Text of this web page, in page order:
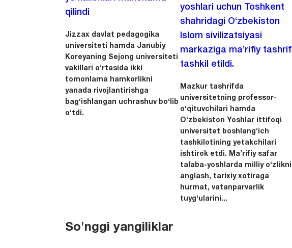
qilindi
Jizzax davlat pedagogika
universiteti hamda Janubiy
Koreyaning Sejong universiteti
vakillari o‘rtasida ikki
tomonlama hamkorlikni
yanada rivojlantirishga
bag‘ishlangan uchrashuv bo‘lib
o‘tdi.
yoshlari uchun Toshkent
shahridagi O‘zbekiston
Islom sivilizatsiyasi
markaziga ma’rifiy tashrif
tashkil etildi.
Mazkur tashrifda
universitetning professor-
o‘qituvchilari hamda
O‘zbekiston Yoshlar ittifoqi
universitet boshlang‘ich
tashkilotining yetakchilari
ishtirok etdi. Ma’rifiy safar
talaba-yoshlarda milliy o‘zlikni
anglash, tarixiy xotiraga
hurmat, vatanparvarlik
tuyg‘ularini...
So'nggi yangiliklar